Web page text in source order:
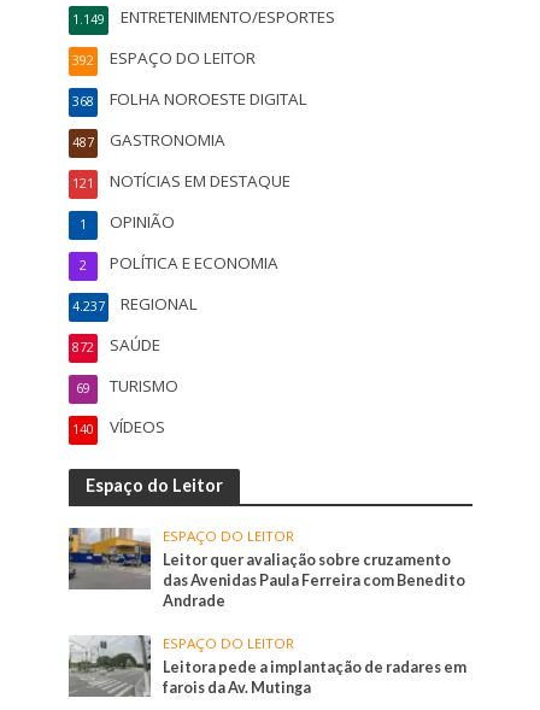
ENTRETENIMENTO/ESPORTES
1.149
ESPAÇO DO LEITOR
392
FOLHA NOROESTE DIGITAL
368
GASTRONOMIA
487
NOTÍCIAS EM DESTAQUE
121
OPINIÃO
1
POLÍTICA E ECONOMIA
2
REGIONAL
4.237
SAÚDE
872
TURISMO
69
VÍDEOS
140
Espaço do Leitor
ESPAÇO DO LEITOR
Leitor quer avaliação sobre cruzamento
das Avenidas Paula Ferreira com Benedito
Andrade
ESPAÇO DO LEITOR
Leitora pede a implantação de radares em
farois da Av. Mutinga